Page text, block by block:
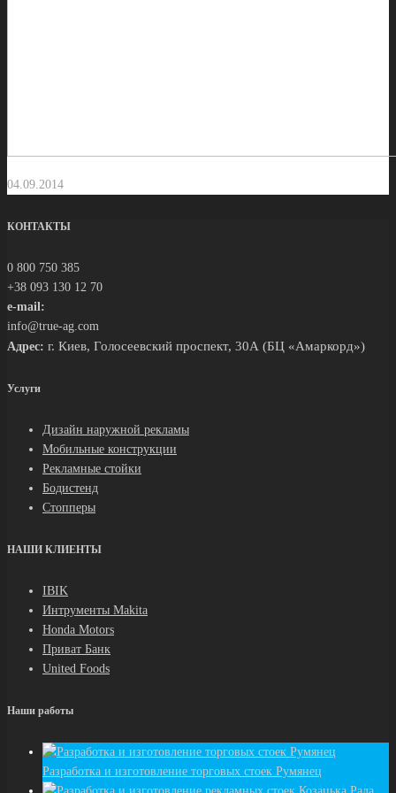
04.09.2014
КОНТАКТЫ
0 800 750 385
+38 093 130 12 70
e-mail:
info@true-ag.com
Адрес: г. Киев, Голосеевский проспект, 30А (БЦ «Амаркорд»)
Услуги
Дизайн наружной рекламы
Мобильные конструкции
Рекламные стойки
Бодистенд
Стопперы
НАШИ КЛИЕНТЫ
IBIK
Интрументы Makita
Honda Motors
Приват Банк
United Foods
Наши работы
Разработка и изготовление торговых стоек Румянец